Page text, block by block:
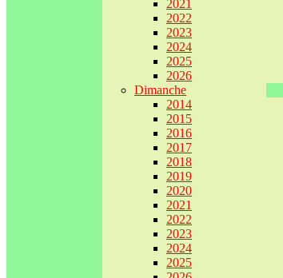
2021
2022
2023
2024
2025
2026
Dimanche
2014
2015
2016
2017
2018
2019
2020
2021
2022
2023
2024
2025